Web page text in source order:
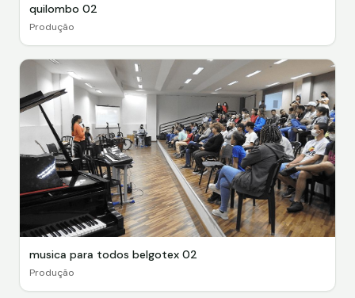
quilombo 02
Produção
musica para todos belgotex 02
Produção